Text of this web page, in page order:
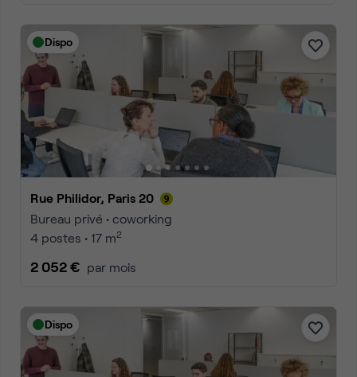
Dispo
Rue Philidor, Paris 20
Bureau privé • coworking
4 postes • 17 m2
2 052 € par mois
Dispo